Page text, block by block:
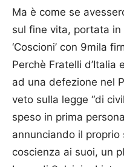
Ma è come se
sul fine vita, portata in
‘Coscioni’ con 9mila
Perchè Fratelli d’Italia
ad una defezione nel
veto sulla legge “di
speso in prima
annunciando il
coscienza ai suoi, un